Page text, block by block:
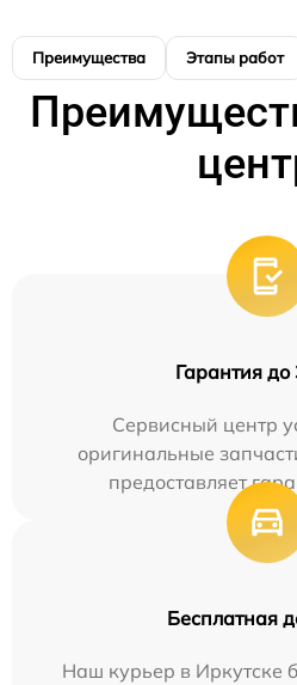
Преимущества Этапы работ
Гарантия до
Сервисный центр
оригинальные
предоставляет
Бесплатная
Наш курьер в Иркутске